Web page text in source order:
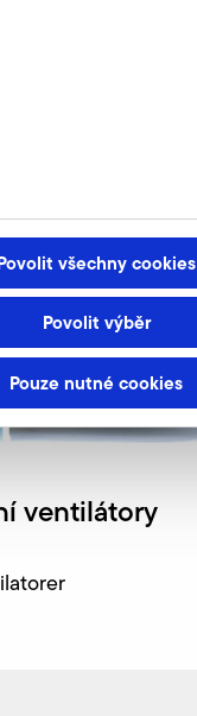
všechny cookies
Povolit výběr
Pouze nutné cookies
ventilátory